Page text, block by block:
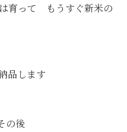
って もうすぐ新米の
品します
後